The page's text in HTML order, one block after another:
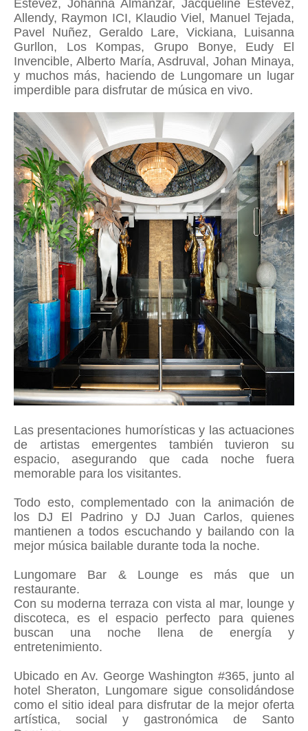
Estevez, Johanna Almanzar, Jacqueline Estévez,
Allendy, Raymon ICI, Klaudio Viel, Manuel Tejada,
Pavel Nuñez, Geraldo Lare, Vickiana, Luisanna
Gurllon, Los Kompas, Grupo Bonye, Eudy El
Invencible, Alberto María, Asdruval, Johan Minaya,
y muchos más, haciendo de Lungomare un lugar
imperdible para disfrutar de música en vivo.
Las presentaciones humorísticas y las actuaciones
de artistas emergentes también tuvieron su
espacio, asegurando que cada noche fuera
memorable para los visitantes.
Todo esto, complementado con la animación de
los DJ El Padrino y DJ Juan Carlos, quienes
mantienen a todos escuchando y bailando con la
mejor música bailable durante toda la noche.
Lungomare Bar & Lounge es más que un
restaurante.
Con su moderna terraza con vista al mar, lounge y
discoteca, es el espacio perfecto para quienes
buscan una noche llena de energía y
entretenimiento.
Ubicado en Av. George Washington #365, junto al
hotel Sheraton, Lungomare sigue consolidándose
como el sitio ideal para disfrutar de la mejor oferta
artística, social y gastronómica de Santo